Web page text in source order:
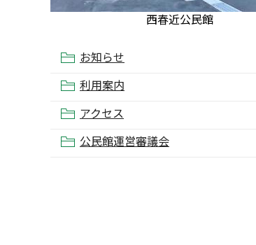
西春近公民館
お知らせ
利用案内
アクセス
公民館運営審議会